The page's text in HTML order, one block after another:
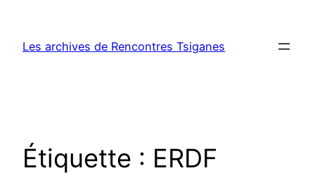
contenu
Les archives de Rencontres Tsiganes
Étiquette : ERDF